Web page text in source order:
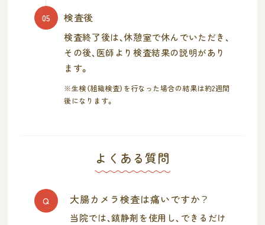
05 検査後
検査終了後は、休憩室で休んでいただき、
その後、医師より検査結果の説明があり
ます。
※生検（組織検査）を行なった場合の結果は約2週間
後になります。
よくある質問
Q 大腸カメラ検査は痛いですか？
当院では、鎮静剤を使用し、できるだけ